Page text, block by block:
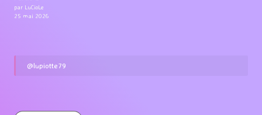
par LuCioLe
25 mai 2026
@lupiotte79